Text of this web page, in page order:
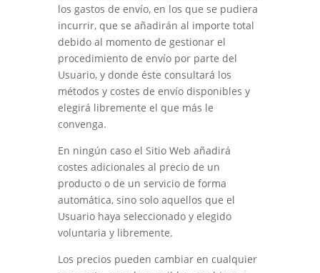
los gastos de envío, en los que se pudiera
incurrir, que se añadirán al importe total
debido al momento de gestionar el
procedimiento de envío por parte del
Usuario, y donde éste consultará los
métodos y costes de envío disponibles y
elegirá libremente el que más le
convenga.
En ningún caso el Sitio Web añadirá
costes adicionales al precio de un
producto o de un servicio de forma
automática, sino solo aquellos que el
Usuario haya seleccionado y elegido
voluntaria y libremente.
Los precios pueden cambiar en cualquier